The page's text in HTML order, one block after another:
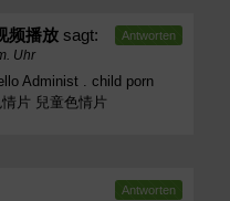
频播放 sagt:
Uhr
Administ . child porn
片 兒童色情片
Antworten
Antworten